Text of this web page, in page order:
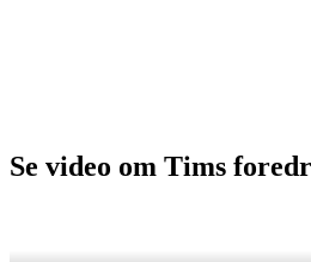
Se video om Tims